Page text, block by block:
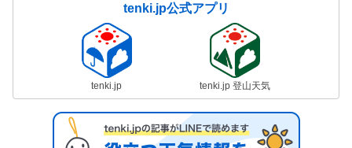
tenki.jp公式アプリ
tenki.jp tenki.jp 登山天気